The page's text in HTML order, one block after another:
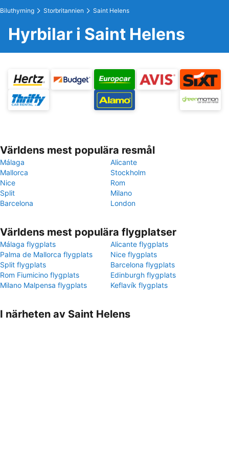
Biluthyrning Storbritannien Saint Helens
Hyrbilar i Saint Helens
Världens mest populära resmål
Málaga
Alicante
Mallorca
Stockholm
Nice
Rom
Split
Milano
Barcelona
London
Världens mest populära flygplatser
Málaga flygplats
Alicante flygplats
Palma de Mallorca flygplats
Nice flygplats
Split flygplats
Barcelona flygplats
Rom Fiumicino flygplats
Edinburgh flygplats
Milano Malpensa flygplats
Keflavík flygplats
I närheten av Saint Helens